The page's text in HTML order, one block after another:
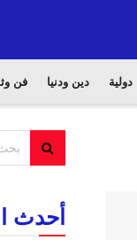
دولية دين ودنيا فن
أحدث